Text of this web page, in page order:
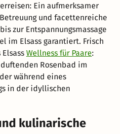
Ein aufmerksamer
und facettenreiche
zur Entspannungsmassage
im Elsass garantiert. Frisch
Wellness für Paare:
Rosenbad im
während eines
in der idyllischen
kulinarische